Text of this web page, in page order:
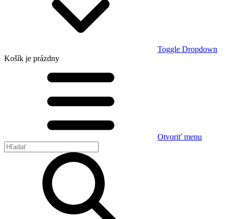
Toggle Dropdown
Košík je prázdny
Otvoriť menu